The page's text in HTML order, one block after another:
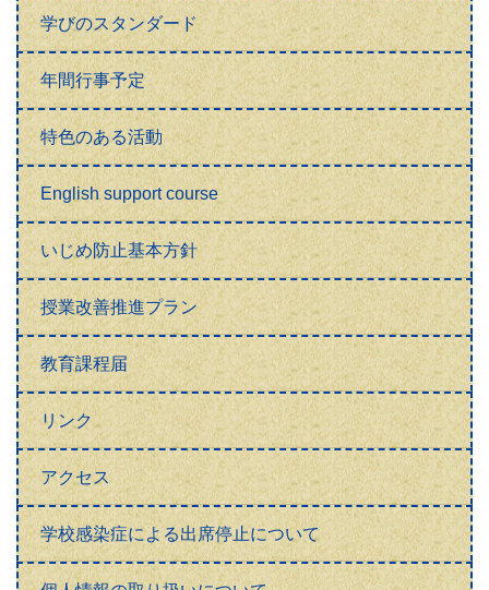
学びのスタンダード
年間行事予定
特色のある活動
English support course
いじめ防止基本方針
授業改善推進プラン
教育課程届
リンク
アクセス
学校感染症による出席停止について